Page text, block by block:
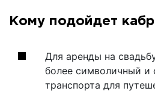
Кому подойдет
Для аренды на
более символичный и
транспорта для